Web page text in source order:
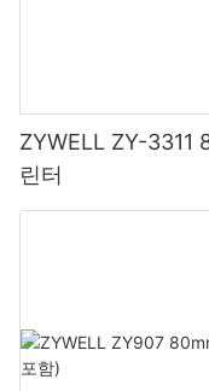
ZYWELL ZY-3311
린터